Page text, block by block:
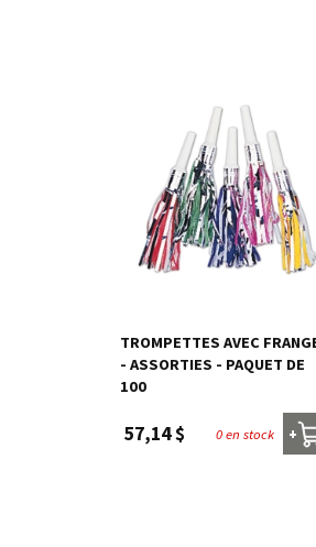
TROMPETTES AVEC
- ASSORTIES - PAQUET DE
100
57,14 $ 0 en stock +